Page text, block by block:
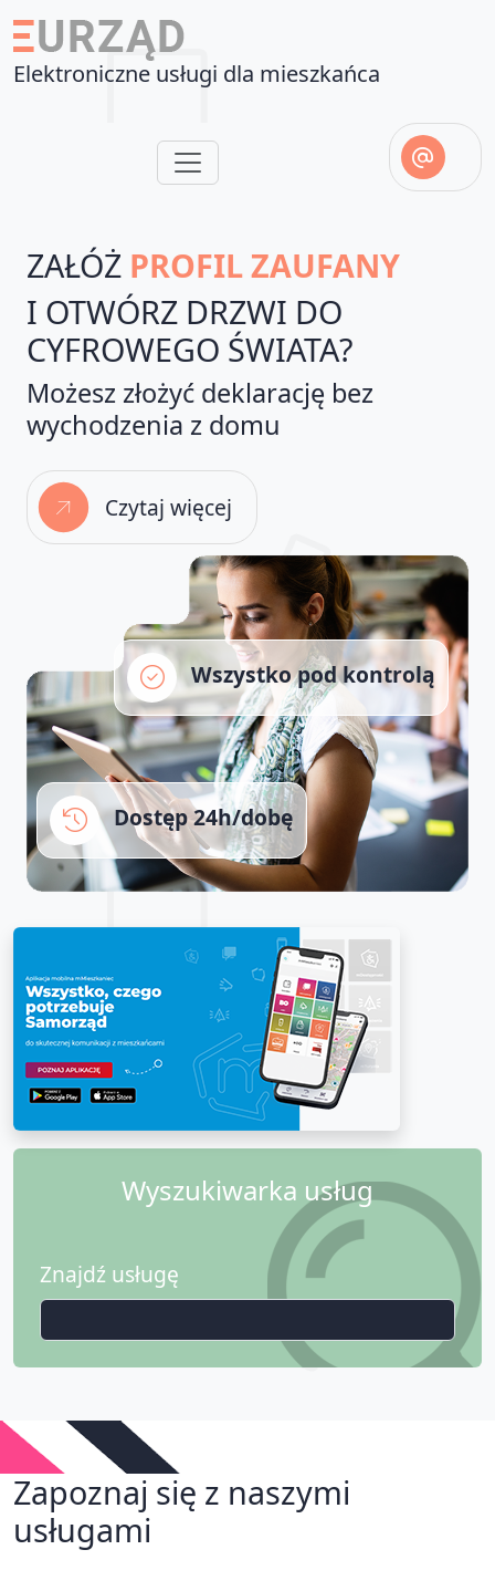
Elektroniczne usługi dla mieszkańca
ZAŁÓŻ PROFIL ZAUFANY
I OTWÓRZ DRZWI DO
CYFROWEGO ŚWIATA?
Możesz złożyć deklarację bez
wychodzenia z domu
Czytaj więcej
Dostęp 24h/dobę
Wszystko pod kontrolą
Wyszukiwarka usług
Znajdź usługę
Zapoznaj się z naszymi
usługami